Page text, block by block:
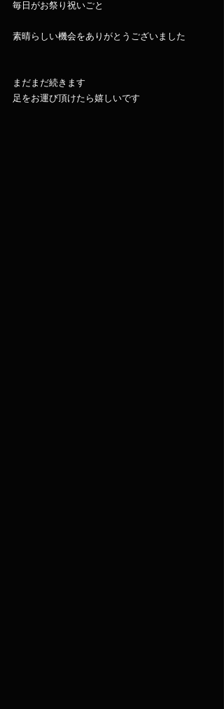
毎日がお祭り祝いごと
素晴らしい機会をありがとうございました
まだまだ続きます
足をお運び頂けたら嬉しいです